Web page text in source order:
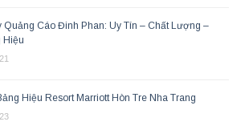
Quảng Cáo Đinh Phan: Uy Tín – Chất Lượng –
Hiệu
Hiệu Resort Marriott Hòn Tre Nha Trang